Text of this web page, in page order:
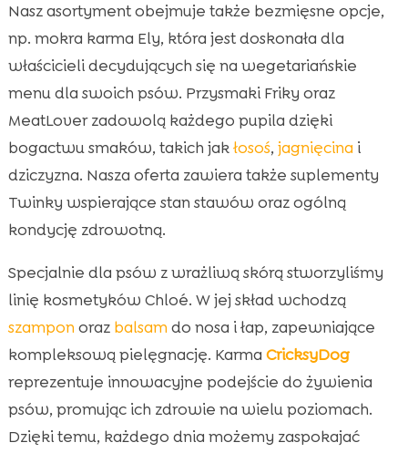
Nasz asortyment obejmuje także bezmięsne opcje,
np. mokra karma Ely, która jest doskonała dla
właścicieli decydujących się na wegetariańskie
menu dla swoich psów. Przysmaki Friky oraz
MeatLover zadowolą każdego pupila dzięki
bogactwu smaków, takich jakłosoś, jagnięcina i
dziczyzna. Nasza oferta zawiera także suplementy
Twinky wspierające stan stawów oraz ogólną
kondycję zdrowotną.
Specjalnie dla psów z wrażliwą skórą stworzyliśmy
linię kosmetyków Chloé. W jej skład wchodzą
szampon oraz balsam do nosa i łap, zapewniające
kompleksową pielęgnację. Karma CricksyDog
reprezentuje innowacyjne podejście do żywienia
psów, promując ich zdrowie na wielu poziomach.
Dzięki temu, każdego dnia możemy zaspokajać